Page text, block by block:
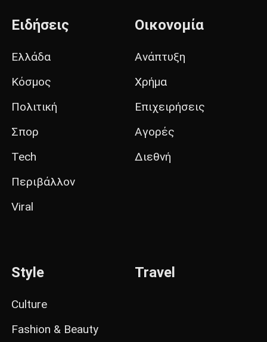
Ειδήσεις
Ελλάδα
Κόσμος
Πολιτική
Σπορ
Tech
Περιβάλλον
Viral
Οικονομία
Ανάπτυξη
Χρήμα
Επιχειρήσεις
Αγορές
Διεθνή
Style
Culture
Fashion & Beauty
Travel